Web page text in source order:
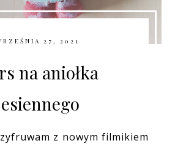
27, 2021
na aniołka
z nowym filmikiem